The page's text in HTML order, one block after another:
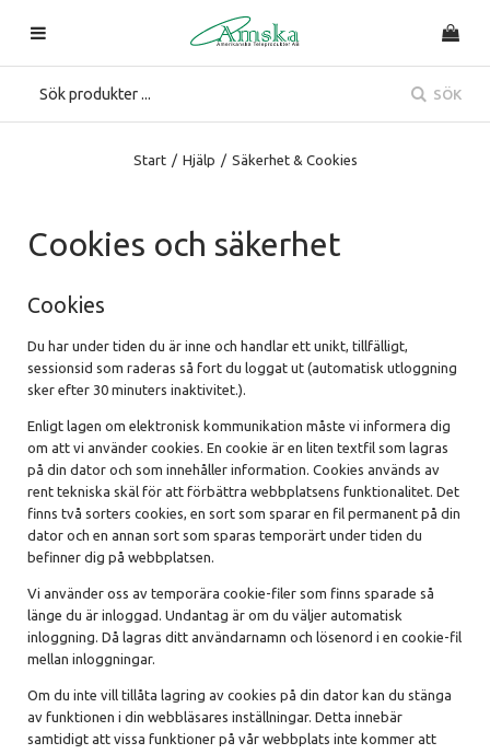
SÖK
Start / Hjälp / Säkerhet & Cookies
Cookies och säkerhet
Cookies
Du har under tiden du är inne och handlar ett unikt, tillfälligt,
sessionsid som raderas så fort du loggat ut (automatisk utloggning
sker efter 30 minuters inaktivitet.).
Enligt lagen om elektronisk kommunikation måste vi informera dig
om att vi använder cookies. En cookie är en liten textfil som lagras
på din dator och som innehåller information. Cookies används av
rent tekniska skäl för att förbättra webbplatsens funktionalitet. Det
finns två sorters cookies, en sort som sparar en fil permanent på din
dator och en annan sort som sparas temporärt under tiden du
befinner dig på webbplatsen.
Vi använder oss av temporära cookie-filer som finns sparade så
länge du är inloggad. Undantag är om du väljer automatisk
inloggning. Då lagras ditt användarnamn och lösenord i en cookie-fil
mellan inloggningar.
Om du inte vill tillåta lagring av cookies på din dator kan du stänga
av funktionen i din webbläsares inställningar. Detta innebär
samtidigt att vissa funktioner på vår webbplats inte kommer att